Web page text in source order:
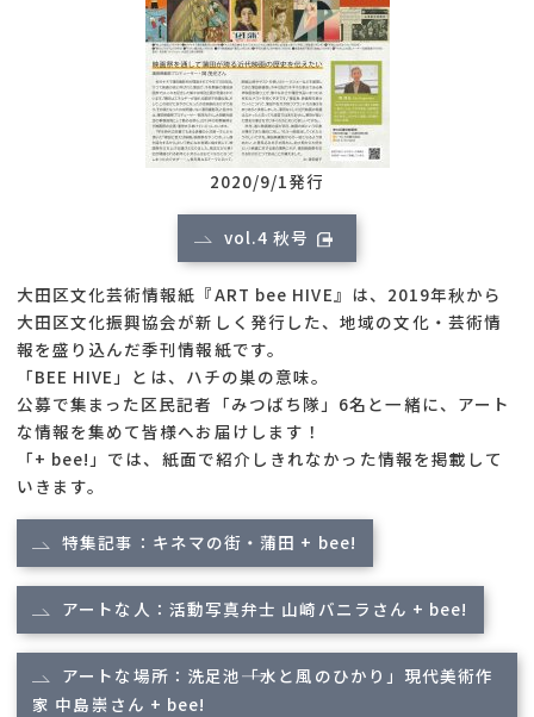
2020/9/1発行
vol.4 秋号
大田区文化芸術情報紙『ART bee HIVE』は、2019年秋から
大田区文化振興協会が新しく発行した、地域の文化・芸術情
報を盛り込んだ季刊情報紙です。
「BEE HIVE」とは、ハチの巣の意味。
公募で集まった区民記者「みつばち隊」6名と一緒に、アート
な情報を集めて皆様へお届けします！
「+ bee!」では、紙面で紹介しきれなかった情報を掲載して
いきます。
特集記事：キネマの街・蒲田 + bee!
アートな人：活動写真弁士 山崎バニラさん + bee!
アートな場所：洗足池――「水と風のひかり」現代美術作
家 中島崇さん + bee!